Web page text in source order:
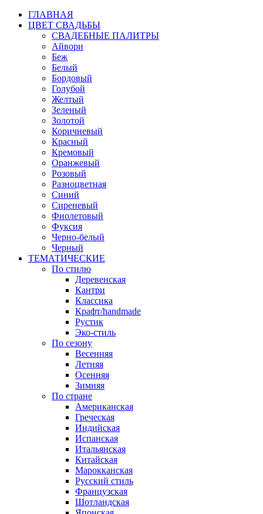
ГЛАВНАЯ
ЦВЕТ СВАДЬБЫ
СВАДЕБНЫЕ ПАЛИТРЫ
Айвори
Беж
Белый
Бордовый
Голубой
Желтый
Зеленый
Золотой
Коричневый
Красный
Кремовый
Оранжевый
Розовый
Разноцветная
Синий
Сиреневый
Фиолетовый
Фуксия
Черно-белый
Черный
ТЕМАТИЧЕСКИЕ
По стилю
Деревенская
Кантри
Классика
Крафт/handmade
Рустик
Эко-стиль
По сезону
Весенняя
Летняя
Осенняя
Зимняя
По стране
Американская
Греческая
Индийская
Испанская
Итальянская
Китайская
Марокканская
Русский стиль
Французская
Шотландская